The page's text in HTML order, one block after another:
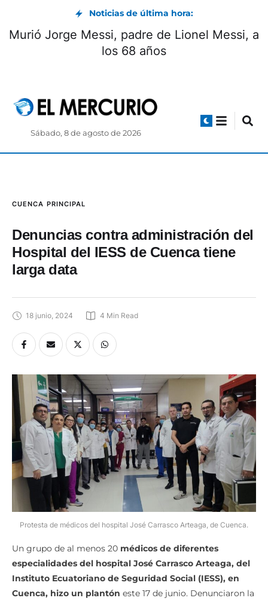
Noticias de última hora:
Interior anunció la detención del
hijo de Baldor Bermeo
Murió
Sábado, 8 de agosto de 2026
CUENCA PRINCIPAL
Denuncias contra administración del
Hospital del IESS de Cuenca tiene
larga data
18 junio, 2024 4 Min Read
Protesta de médicos del hospital José Carrasco Arteaga, de Cuenca.
Un grupo de al menos 20 médicos de diferentes
especialidades del hospital José Carrasco Arteaga, del
Instituto Ecuatoriano de Seguridad Social (IESS), en
Cuenca, hizo un plantón este 17 de junio. Denunciaron la